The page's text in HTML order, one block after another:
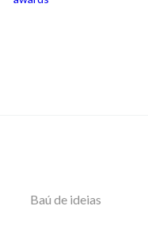
Baú de ideias